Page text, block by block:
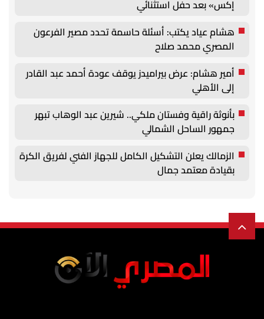
إكس» بعد حفل استثنائي
هشام عياد يكتب: أسئلة حاسمة تحدد مصير الفرعون
المصري محمد صلاح
أمير هشام: عرض بيراميدز يوقف عودة أحمد عبد القادر
إلى الأهلي
بأنوثة راقية وفستان ملكي.. شيرين عبد الوهاب تبهر
جمهور الساحل الشمالي
الزمالك يعلن التشكيل الكامل للجهاز الفني لفريق الكرة
بقيادة معتمد جمال